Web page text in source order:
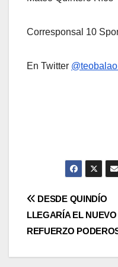
Corresponsal 10
En Twitter
DESDE QUINDÍO
LLEGARÍA EL NUEVO
REFUERZO